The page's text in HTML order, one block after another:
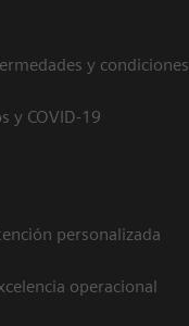
y condiciones
y COVID-19
personalizada
operacional